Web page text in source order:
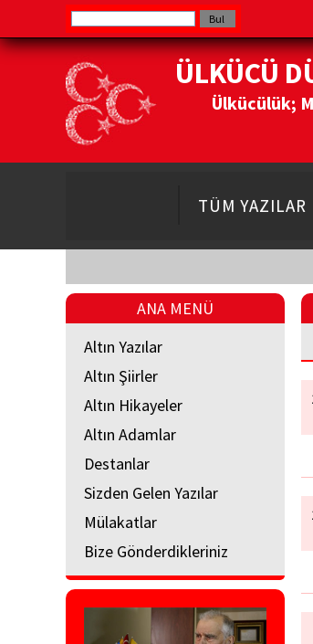
ÜLKÜCÜ
Ülkücülük;
TÜM YAZILAR
ANA MENÜ
Altın Yazılar
Altın Şiirler
Altın Hikayeler
Altın Adamlar
Destanlar
Sizden Gelen Yazılar
Mülakatlar
Bize Gönderdikleriniz